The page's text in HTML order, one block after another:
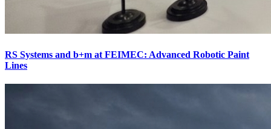
RS Systems and b+m at FEIMEC: Advanced Robotic Paint
Lines